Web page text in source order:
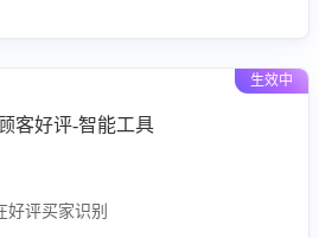
产品迭代，从根本上降低退货率，
生效中
客好评-智能工具
好评买家识别